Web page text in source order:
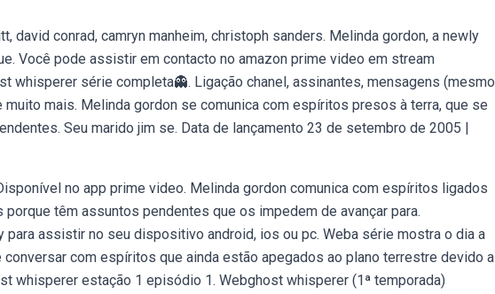
david conrad, camryn manheim, christoph sanders. Melinda gordon, a newly
Você pode assistir em contacto no amazon prime video em stream
whisperer série completa👻. Ligação chanel, assinantes, mensagens (mesmo
mais. Melinda gordon se comunica com espíritos presos à terra, que se
Seu marido jim se. Data de lançamento 23 de setembro de 2005 |
no app prime video. Melinda gordon comunica com espíritos ligados
têm assuntos pendentes que os impedem de avançar para.
assistir no seu dispositivo android, ios ou pc. Weba série mostra o dia a
com espíritos que ainda estão apegados ao plano terrestre devido a
whisperer estação 1 episódio 1. Webghost whisperer (1ª temporada)